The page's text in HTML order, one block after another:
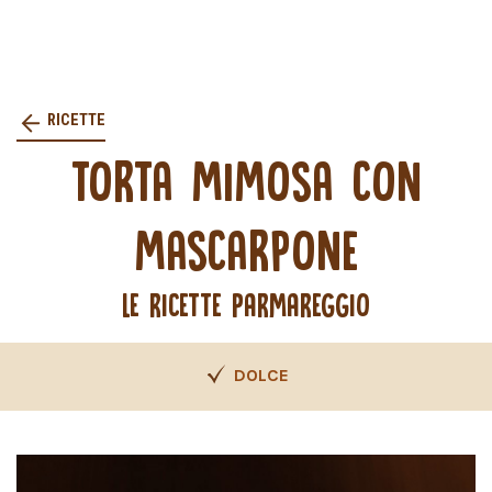
RICETTE
TORTA MIMOSA CON
MASCARPONE
LE RICETTE PARMAREGGIO
DOLCE